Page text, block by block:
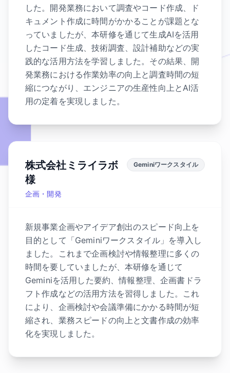
した。開発業務において調査やコード作成、ド
キュメント作成に時間がかかることが課題とな
っていましたが、本研修を通じて生成AIを活用
したコード生成、技術調査、設計補助などの実
践的な活用方法を学習しました。その結果、開
発業務における作業効率の向上と調査時間の短
縮につながり、エンジニアの生産性向上とAI活
用の定着を実現しました。
株式会社ミライラボ
様
企画・開発
Geminiワークスタイル
新規事業企画やアイデア創出のスピード向上を
目的として「Geminiワークスタイル」を導入し
ました。これまで企画検討や情報整理に多くの
時間を要していましたが、本研修を通じて
Geminiを活用した要約、情報整理、企画書ドラ
フト作成などの活用方法を習得しました。これ
により、企画検討や会議準備にかかる時間が短
縮され、業務スピードの向上と文書作成の効率
化を実現しました。